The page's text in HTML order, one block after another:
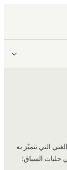
التي تتميّز به
حلبات السباق؛